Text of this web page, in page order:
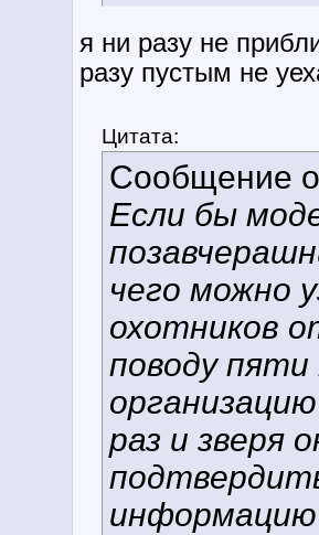
я ни разу не
разу пустым не
Цитата:
Сообщение
Если бы
чего можно
охотников
поводу пяти
раз и зверя